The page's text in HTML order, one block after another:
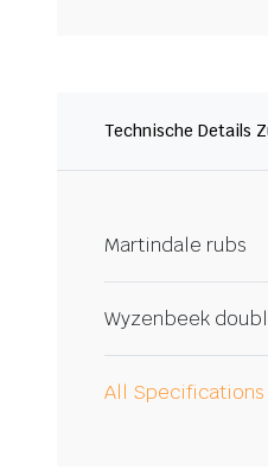
Technische Details
Martindale rubs
Wyzenbeek
All Specifications